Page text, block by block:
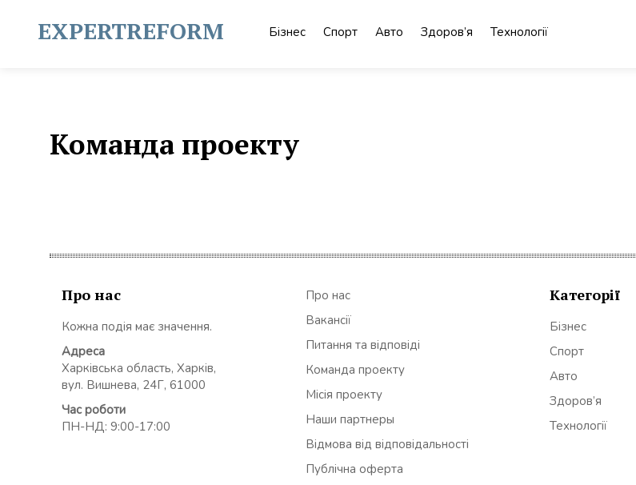
contentEXPERTREFORM Бізнес Спорт Авто Здоров’я Технології
Команда проекту
Про нас
Кожна подія має значення.
Адреса
Харківська область, Харків,
вул. Вишнева, 24Г, 61000
Час роботи
ПН-НД: 9:00-17:00
Про нас
Вакансії
Питання та відповіді
Команда проекту
Місія проекту
Наши партнеры
Відмова від відповідальності
Публічна оферта
Категорії
Бізнес
Спорт
Авто
Здоров’я
Технології